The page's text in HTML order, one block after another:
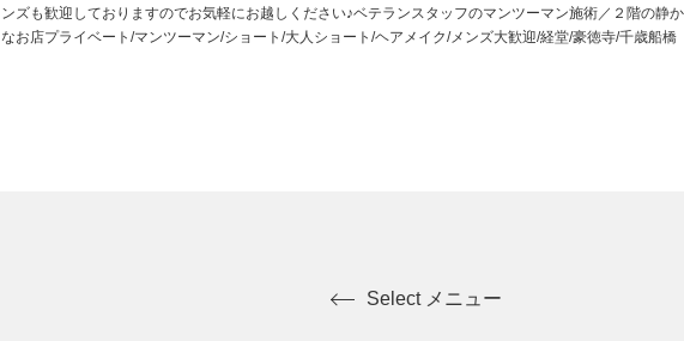
ンズも歓迎しておりますのでお気軽にお越しください♪ベテランスタッフのマンツーマン施術／２階の静か
なお店プライベート/マンツーマン/ショート/大人ショート/ヘアメイク/メンズ大歓迎/経堂/豪徳寺/千歳船橋
Select メニュー